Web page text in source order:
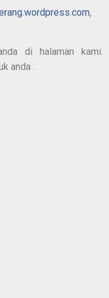
,
di halaman kami.
anda .